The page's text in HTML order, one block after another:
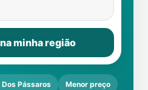
minha região
Pássaros Menor preço